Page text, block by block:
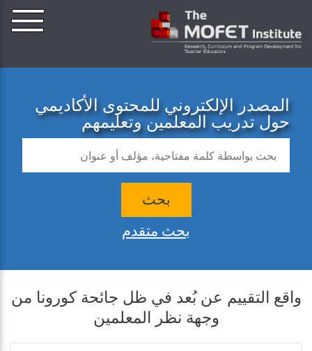
المصدر الإلكتروني للمحتوى الأكاديمي
حول تدريب المعلمين وتعليمهم
بحث
بحث متقدم
واقع التقييم عن بُعد في ظل جائحة كورونا من
وجهة نظر المعلمين